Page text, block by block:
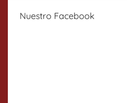
Nuestro Facebook